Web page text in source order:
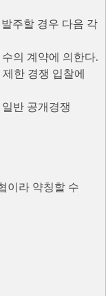
주할 경우 다음 각
의 계약에 의한다.
한 경쟁 입찰에
반 공개경쟁
이라 약칭할 수